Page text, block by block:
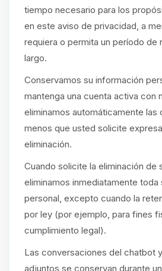
tiempo necesario para los
en este aviso de privacidad, a
requiera o permita un período de
largo.
Conservamos su información
mantenga una cuenta activa con
eliminamos automáticamente las
menos que usted solicite
eliminación.
Cuando solicite la eliminación de
eliminamos inmediatamente toda
personal, excepto cuando la
por ley (por ejemplo, para fines
cumplimiento legal).
Las conversaciones del chatbot
adjuntos se conservan durante